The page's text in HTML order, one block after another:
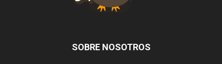
SOBRE NOSOTROS